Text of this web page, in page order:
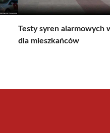
Testy syren alarmowych
dla mieszkańców